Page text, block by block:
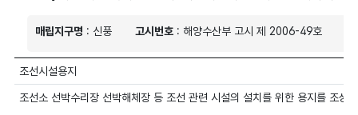
매립지구명 : 신풍 고시번호 : 해양수산부 고시 제 2006-49호
조선시설용지
조선소 선박수리장 선박해체장 등 조선 관련 시설의 설치를 위한 용지를 조성